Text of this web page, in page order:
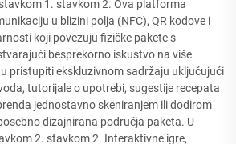
1. stavkom 2. Ova platforma
u blizini polja (NFC), QR kodove i
koji povezuju fizičke pakete s
besprekorno iskustvo na više
pristupiti ekskluzivnom sadržaju uključujući
tutorijale o upotrebi, sugestije recepata
jednostavno skeniranjem ili dodirom
dizajnirana područja paketa. U
2. stavkom 2. Interaktivne igre,